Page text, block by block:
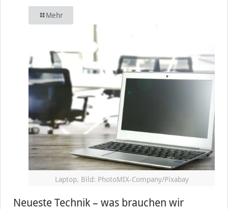
Mehr
Laptop, Bild: PhotoMIX-Company/Pixabay
Neueste Technik – was brauchen wir